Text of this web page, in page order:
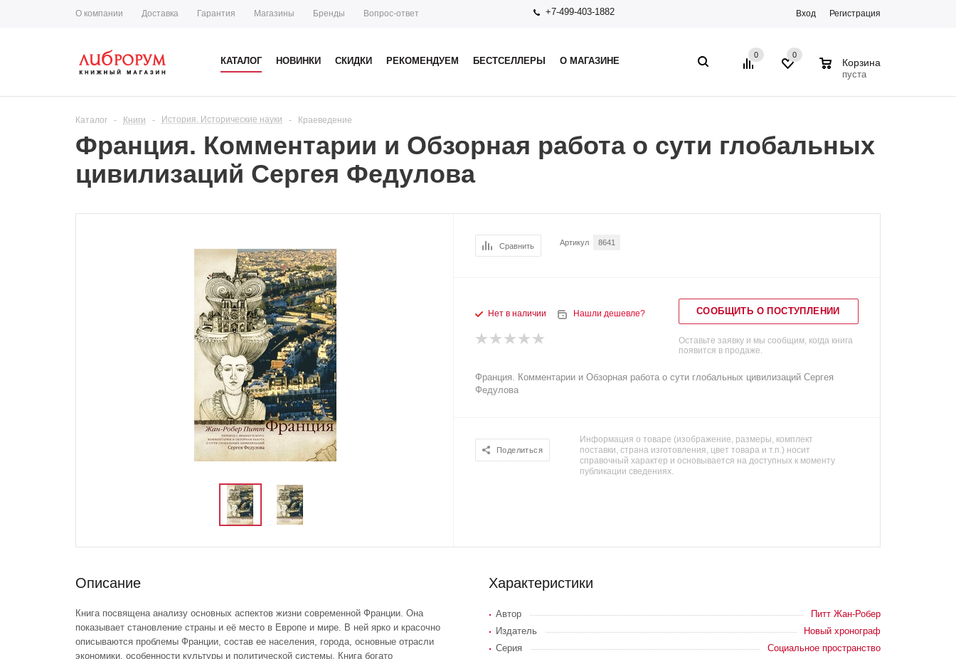
О компании Доставка Гарантия Магазины Бренды Вопрос-ответ +7-499-403-1882 Вход Регистрация
КАТАЛОГ НОВИНКИ СКИДКИ РЕКОМЕНДУЕМ БЕСТСЕЛЛЕРЫ О МАГАЗИНЕ
0 0
Корзина
пуста
Каталог - Книги - История. Исторические науки - Краеведение
Франция. Комментарии и Обзорная работа о сути глобальных
цивилизаций Сергея Федулова
Сравнить Артикул 8641
Нет в наличии Нашли дешевле? СООБЩИТЬ О ПОСТУПЛЕНИИ
Оставьте заявку и мы сообщим, когда книга
появится в продаже.
Франция. Комментарии и Обзорная работа о сути глобальных цивилизаций Сергея
Федулова
Поделиться
Информация о товаре (изображение, размеры, комплект
поставки, страна изготовления, цвет товара и т.п.) носит
справочный характер и основывается на доступных к моменту
публикации сведениях.
Описание
Книга посвящена анализу основных аспектов жизни современной Франции. Она
показывает становление страны и её место в Европе и мире. В ней ярко и красочно
описываются проблемы Франции, состав ее населения, города, основные отрасли
экономики, особенности культуры и политической системы. Книга богато
Характеристики
Автор
Питт Жан-Робер
Издатель
Новый хронограф
Серия
Социальное пространство